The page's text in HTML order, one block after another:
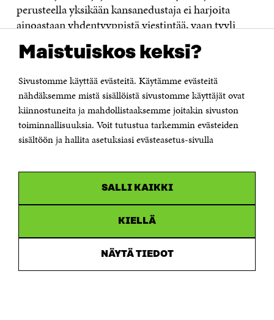
Maistuiskos keksi?
Sivustomme käyttää evästeitä. Käytämme evästeitä
nähdäksemme mistä sisällöistä sivustomme käyttäjät ovat
kiinnostuneita ja mahdollistaaksemme joitakin sivuston
toiminnallisuuksia. Voit tutustua tarkemmin evästeiden
sisältöön ja hallita asetuksiasi evästeasetus-sivulla
SALLI KAIKKI
KIELLÄ
NÄYTÄ TIEDOT
perusteella yksikään kansanedustaja ei harjoita
ainoastaan yhdentyyppistä viestintää, vaan tyyli
vaihtelee. Jotkin poliitikot ja puolueet ovat
kuitenkin hieman enemmän profiloituneita
perussuomalaisten ja Liike Nytin viestintä on
erityisen usein nokittelevaa, kun taas SDP:n,
vihreiden, keskustan ja RKP:n viestintä on erityisen
harvoin nokittelevaa. Aineiston analysoiduista
viesteistä ei voi myöskään vetää johtopäätöstä, että
esille, ainakaan eniten reaktioita keräävän viestinnän
joukossa